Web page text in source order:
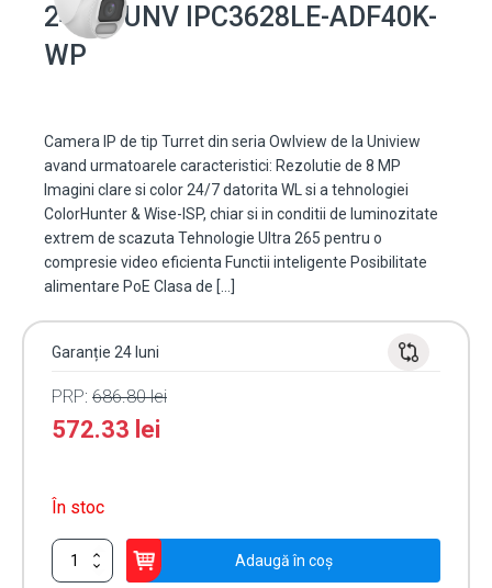
24/7 - UNV IPC3628LE-ADF40K-
WP
Camera IP de tip Turret din seria Owlview de la Uniview
avand urmatoarele caracteristici: Rezolutie de 8 MP
Imagini clare si color 24/7 datorita WL si a tehnologiei
ColorHunter & Wise-ISP, chiar si in conditii de luminozitate
extrem de scazuta Tehnologie Ultra 265 pentru o
compresie video eficienta Functii inteligente Posibilitate
alimentare PoE Clasa de […]
Garanție 24 luni
PRP: 686.80lei
572.33 lei
În stoc
Cantitate
Camera
Adaugă în coș